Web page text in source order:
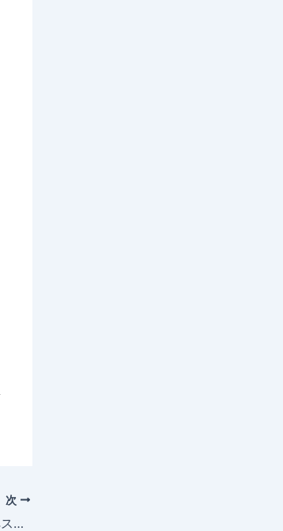
次
今日の映画 – グランド・ブダペスト・ホテル（The Grand Budapest Hotel）